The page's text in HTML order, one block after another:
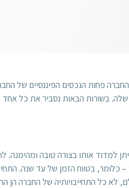
החברה פחות הנכסים הפיננסיים
בשורות הבאות נסביר את כל
למדוד אותו בצורה טובה ומהימנה.
כלומר, בטווח הזמן של עד שנה.
התחייבויותיה של החברה הן